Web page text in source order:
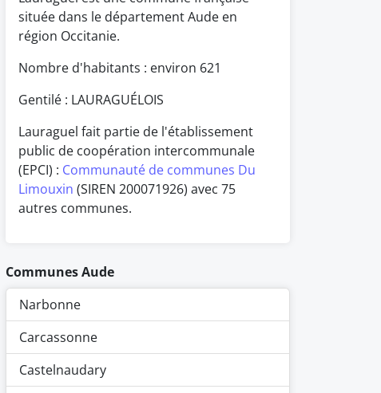
située dans le département Aude en
région Occitanie.
Nombre d'habitants : environ 621
Gentilé : LAURAGUÉLOIS
Lauraguel fait partie de l'établissement
public de coopération intercommunale
(EPCI) : Communauté de communes Du
Limouxin (SIREN 200071926) avec 75
autres communes.
Communes Aude
Narbonne
Carcassonne
Castelnaudary